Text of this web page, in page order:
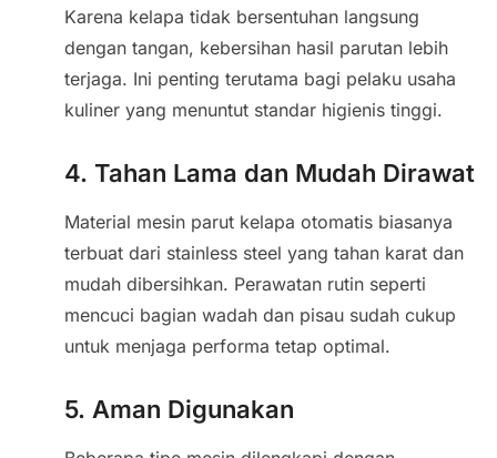
Karena kelapa tidak bersentuhan langsung
dengan tangan, kebersihan hasil parutan lebih
terjaga. Ini penting terutama bagi pelaku usaha
kuliner yang menuntut standar higienis tinggi.
4. Tahan Lama dan Mudah Dirawat
Material mesin parut kelapa otomatis biasanya
terbuat dari stainless steel yang tahan karat dan
mudah dibersihkan. Perawatan rutin seperti
mencuci bagian wadah dan pisau sudah cukup
untuk menjaga performa tetap optimal.
5. Aman Digunakan